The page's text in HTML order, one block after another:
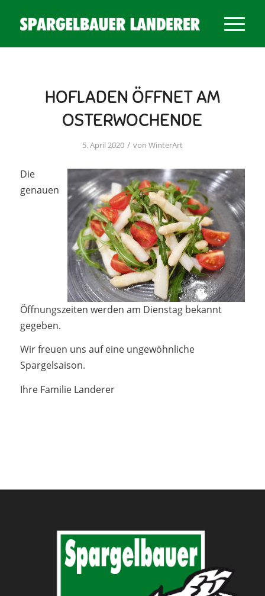
HOFLADEN ÖFFNET AM
OSTERWOCHENDE
5. April 2020 / von WinterArt
Die
genauen
Öffnungszeiten werden am Dienstag bekannt
gegeben.
Wir freuen uns auf eine ungewöhnliche
Spargelsaison.
Ihre Familie Landerer